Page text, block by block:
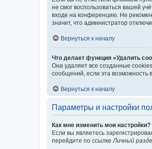
не смог воспользоваться вашей
входе на конференцию. Не
значит, что администратор
Вернуться к началу
Что делает функция «Удалить
Она удаляет все созданные
сообщений, если эта
Вернуться к началу
Параметры и настройки
Как мне изменить мои настройки?
Если вы являетесь
перейдите по ссылкеЛичный